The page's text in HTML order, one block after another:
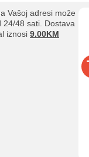
Vašoj adresi može
24/48 sati. Dostava
iznosi 9.00KM
na rate
kad se podijeli!
jednu od